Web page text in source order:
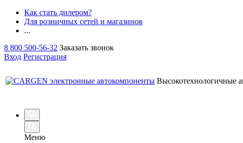
Как стать дилером?
Для розничных сетей и магазинов
...
8 800 500-56-32 Заказать звонок
Вход Регистрация
Высокотехнологичные
Меню